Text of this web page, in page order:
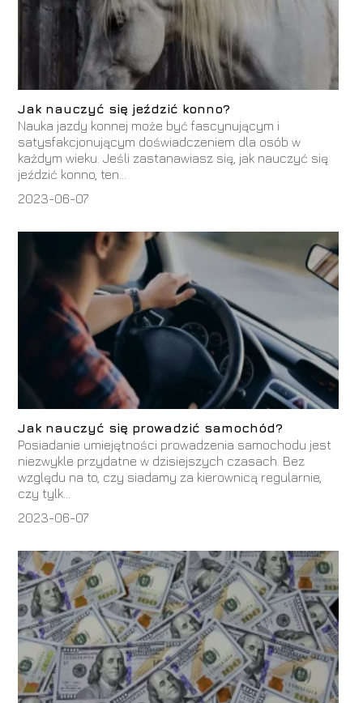
Jak nauczyć się jeździć konno?
Nauka jazdy konnej może być fascynującym i
satysfakcjonującym doświadczeniem dla osób w
każdym wieku. Jeśli zastanawiasz się, jak nauczyć się
jeździć konno, ten...
2023-06-07
Jak nauczyć się prowadzić samochód?
Posiadanie umiejętności prowadzenia samochodu jest
niezwykle przydatne w dzisiejszych czasach. Bez
względu na to, czy siadamy za kierownicą regularnie,
czy tylk...
2023-06-07